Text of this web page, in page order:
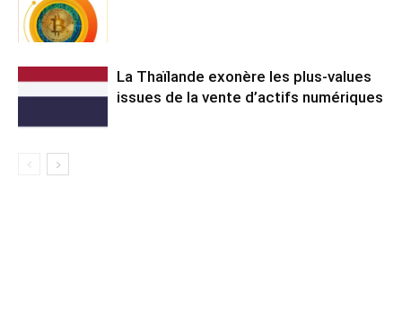
La Thaïlande exonère les plus-values
issues de la vente d’actifs numériques